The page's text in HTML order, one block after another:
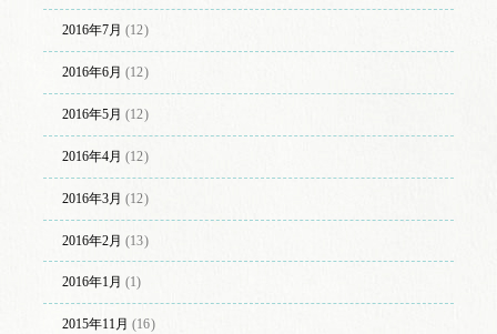
2016年7月 (12)
2016年6月 (12)
2016年5月 (12)
2016年4月 (12)
2016年3月 (12)
2016年2月 (13)
2016年1月 (1)
2015年11月 (16)